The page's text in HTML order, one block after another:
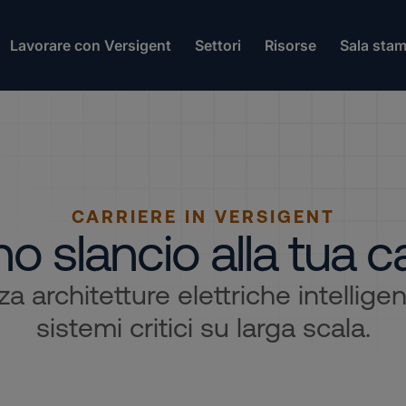
Lavorare con Versigent Settori Risorse Sala
CARRIERE IN VERSIGENT
slancio alla tua
architetture elettriche
sistemi critici su larga scala.